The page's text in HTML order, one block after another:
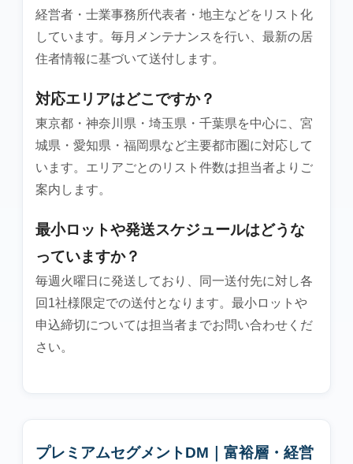
経営者・士業事務所代表者・地主などをリスト化
しています。毎月メンテナンスを行い、最新の居
住者情報に基づいて送付します。
対応エリアはどこですか？
東京都・神奈川県・埼玉県・千葉県を中心に、宮
城県・愛知県・福岡県など主要都市圏に対応して
います。エリアごとのリスト件数は担当者よりご
案内します。
最小ロットや発送スケジュールはどうな
っていますか？
毎週火曜日に発送しており、同一送付先に対し各
回1社様限定での送付となります。最小ロットや
申込締切については担当者までお問い合わせくだ
さい。
プレミアムセグメントDM｜富裕層・経営